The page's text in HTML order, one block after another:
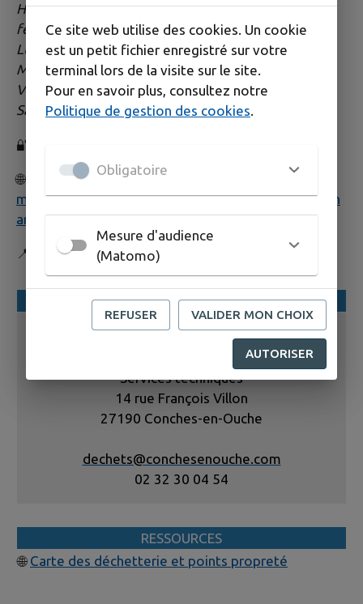
HIVER (du 1er novembre au 14 mars) – sauf jours
fériés
Lundi : 9h-12h/13h30-17h30
Mercredi : 13h30-17h30
Vendredi : 13h30-17h30
Samedi : 9h-12h/13h30-17h30
🔐
🌐
www.google.com/maps/d/u/0/edit?
mid=17lC0NlxtD83IizdoODXWjLkI0nBUshIg&usp=sh
aring
📍 Les Champs Riou, La Bonneville-sur-Iton
CONTACT
Service Déchets
Services techniques
14 rue François Villon
27190 Conches-en-Ouche
dechets@conchesenouche.com
02 32 30 04 54
RESSOURCES
🌐 Carte des déchetterie et points propreté
Ce site web utilise des cookies. Un cookie
est un petit fichier enregistré sur votre
terminal lors de la visite sur le site.
Pour en savoir plus, consultez notre
Politique de gestion des cookies
Obligatoire
Mesure d'audience
(Matomo)
REFUSER VALIDER MON CHOIX
AUTORISER